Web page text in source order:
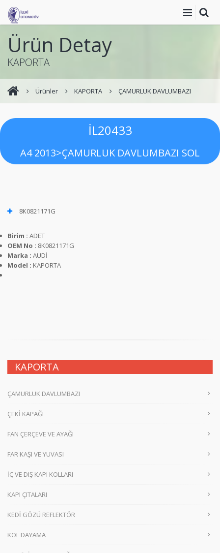
Ürün Detay
KAPORTA
Ürünler KAPORTA ÇAMURLUK DAVLUMBAZI
İL20433
A4 2013>ÇAMURLUK DAVLUMBAZI SOL
8K0821171G
Birim : ADET
OEM No : 8K0821171G
Marka : AUDİ
Model : KAPORTA
KAPORTA
ÇAMURLUK DAVLUMBAZI
ÇEKİ KAPAĞI
FAN ÇERÇEVE VE AYAĞI
FAR KAŞI VE YUVASI
İÇ VE DIŞ KAPI KOLLARI
KAPI ÇITALARI
KEDİ GÖZÜ REFLEKTÖR
KOL DAYAMA